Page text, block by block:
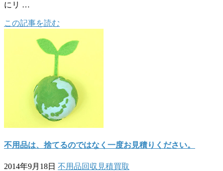
にリ …
この記事を読む
不用品は、捨てるのではなく一度お見積りください。
2014年9月18日 不用品回収 見積買取